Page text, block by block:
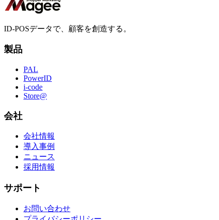
ID-POSデータで、顧客を創造する。
製品
PAL
PowerID
i-code
Store@
会社
会社情報
導入事例
ニュース
採用情報
サポート
お問い合わせ